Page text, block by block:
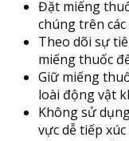
Đặt miếng
chúng trên các
Theo dõi sự
miếng thuốc
Giữ miếng
loài động vật
Không sử
vực dễ tiếp